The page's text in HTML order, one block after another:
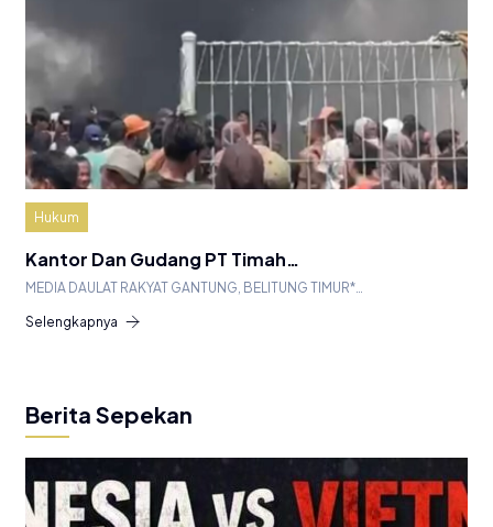
Hukum
Kantor Dan Gudang PT Timah…
MEDIA DAULAT RAKYAT GANTUNG, BELITUNG TIMUR*…
Selengkapnya
Berita Sepekan